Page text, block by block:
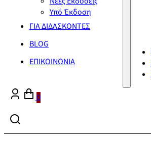
Υπό Έκδοση
ΓΙΑ ΔΙΔΑΣΚΟΝΤΕΣ
BLOG
ΕΠΙΚΟΙΝΩΝΙΑ
0